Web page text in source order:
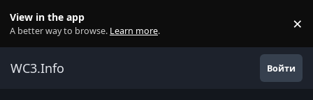
View in the app
A better way to browse. Learn more. ×
WC3.Info Войти